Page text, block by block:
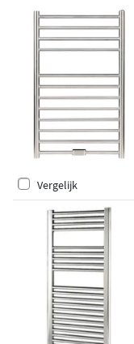
Vergelijk